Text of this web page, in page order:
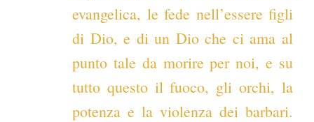
evangelica, le fede nell’essere figli
di Dio, e di un Dio che ci ama al
punto tale da morire per noi, e su
tutto questo il fuoco, gli orchi, la
potenza e la violenza dei barbari.